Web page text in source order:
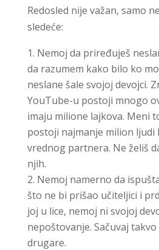
Redosled nije važan, samo
sledeće:
Nemoj da priređuješ
da razumem kako bilo ko
neslane šale svojoj devojci.
YouTube-u postoji mnogo
imaju milione lajkova. Meni
postoji najmanje milion ljudi
vrednog partnera. Ne želiš
njih.
Nemoj namerno da
što ne bi prišao učiteljici i
joj u lice, nemoj ni svojoj
nepoštovanje. Sačuvaj
drugare.